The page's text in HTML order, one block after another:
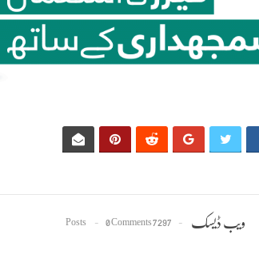
ویب ڈیسک 7297 Posts
0 Comments